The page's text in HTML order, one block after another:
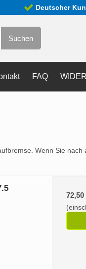
Deutscher
Suchen
FAQ
Wenn Sie
72,50